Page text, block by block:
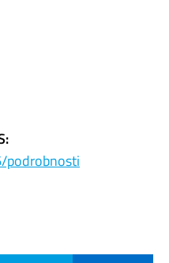
podrobnosti